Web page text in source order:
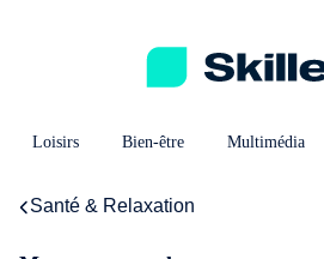
Loisirs Bien-être Multimédia
Santé & Relaxation